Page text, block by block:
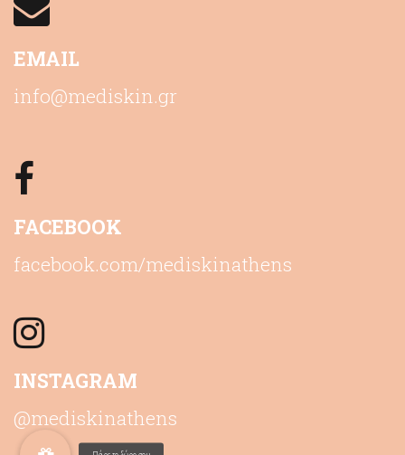
EMAIL
info@mediskin.gr
FACEBOOK
facebook.com/mediskinathens
INSTAGRAM
@mediskinathens